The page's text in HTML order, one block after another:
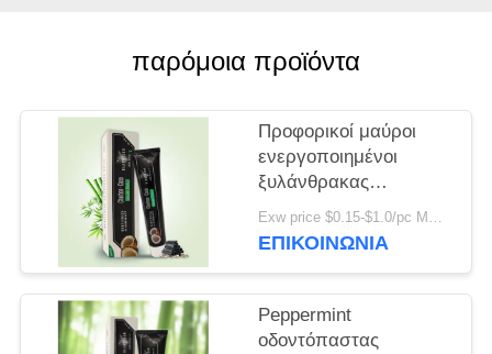
ΠΟΛΙΤΙΚΉ
ΜΥΣΤΙΚΌΤΗΤΑΣ
παρόμοια προϊόντα
Προφορικοί μαύροι
ενεργοποιημένοι
ξυλάνθρακας
προσοχής και
οδοντόπαστα 100g
Exw price $0.15-$1.0/pc MOQ:500pcs-30000pcs
ΕΠΙΚΟΙΝΩΝΊΑ
Peppermint
οδοντόπαστας